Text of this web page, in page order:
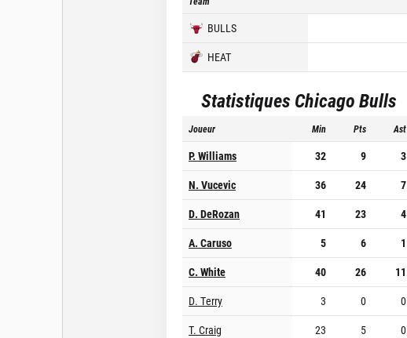
BULLS
HEAT
Statistiques Chicago Bulls
Joueur Min Pts Ast
P. Williams 32 9 3
N. Vucevic
36 24 7
D. DeRozan
41 23 4
A. Caruso
5 6 1
C. White
40 26 11
D. Terry
3 0 0
T. Craig
23 5 0